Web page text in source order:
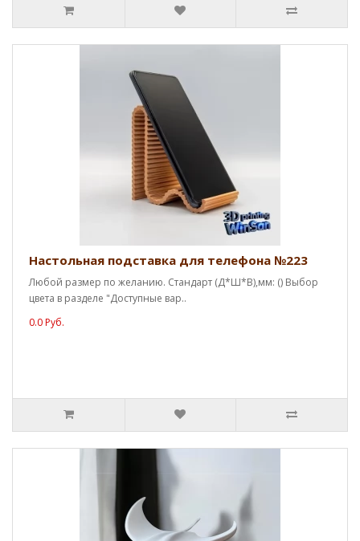
Настольная подставка для телефона №223
Любой размер по желанию. Стандарт (Д*Ш*В),мм: () Выбор
цвета в разделе "Доступные вар..
0.0 Руб.